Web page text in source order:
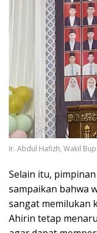
Ir. Abdul Hafizh, Wakil
Selain itu,
sampaikan bahwa
sangat memilukan
Ahirin tetap